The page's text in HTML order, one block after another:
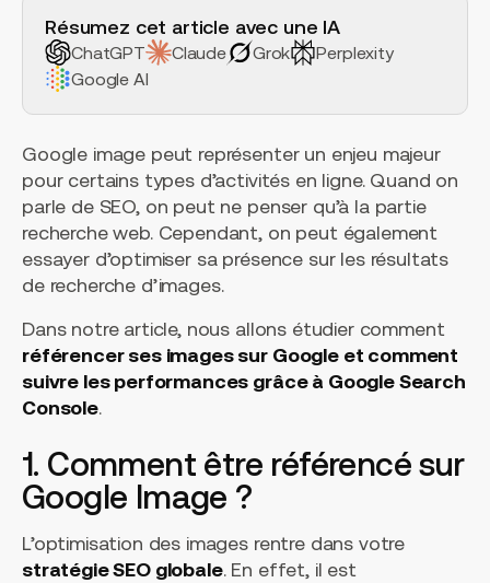
Résumez cet article avec une IA
ChatGPT Claude Grok
Perplexity
Google AI
Google image peut représenter un enjeu majeur
pour certains types d’activités en ligne. Quand on
parle de SEO, on peut ne penser qu’à la partie
recherche web. Cependant, on peut également
essayer d’optimiser sa présence sur les résultats
de recherche d’images.
Dans notre article, nous allons étudier comment
référencer ses images sur Google et comment
suivre les performances grâce à Google Search
Console.
1. Comment être référencé sur
Google Image ?
L’optimisation des images rentre dans votre
stratégie SEO globale. En effet, il est